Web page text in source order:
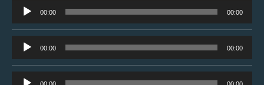
Tocador
de
áudio
00:00 00:00
Tocador
de
áudio
00:00 00:00
Tocador 00:00 00:00